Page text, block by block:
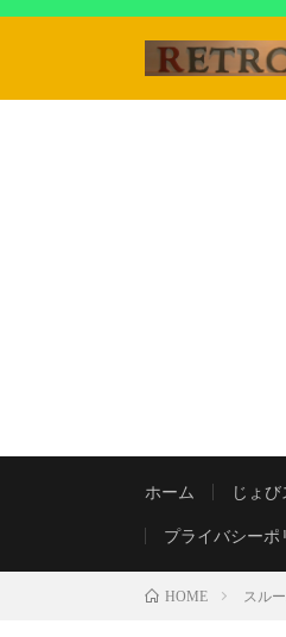
ホーム じょび
プライバシーポ
HOME スル